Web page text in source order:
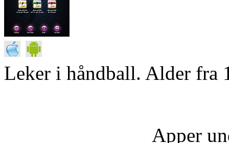
Leker i håndball. Alder fra
Apper